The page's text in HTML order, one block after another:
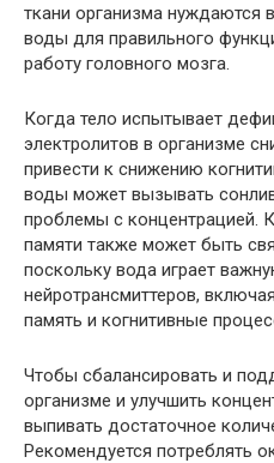
ткани организма нуждаются
воды для правильного
работу головного мозга.
Когда тело испытывает
электролитов в организме
привести к снижению
воды может вызывать
проблемы с концентрацией.
памяти также может быть
поскольку вода играет
нейротрансмиттеров,
память и когнитивные
Чтобы сбалансировать и
организме и улучшить
выпивать достаточное
Рекомендуется потреблять